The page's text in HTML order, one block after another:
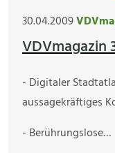
30.04.2009
VDVmagazin
- Digitaler
aussagekräftiges
- Berührungslose…